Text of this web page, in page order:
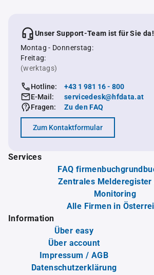
Unser Support-Team ist für Sie da!
Montag - Donnerstag:
Freitag:
(werktags)
Hotline:
+43 1 981 16 - 800
E-Mail:
servicedesk@hfdata.at
Fragen:
Zu den FAQ
Zum Kontaktformular
Services
FAQ
Zentrales Melderegister
Monitoring
Alle Firmen in
Information
Über easy
Über account
Impressum / AGB
Datenschutzerklärung